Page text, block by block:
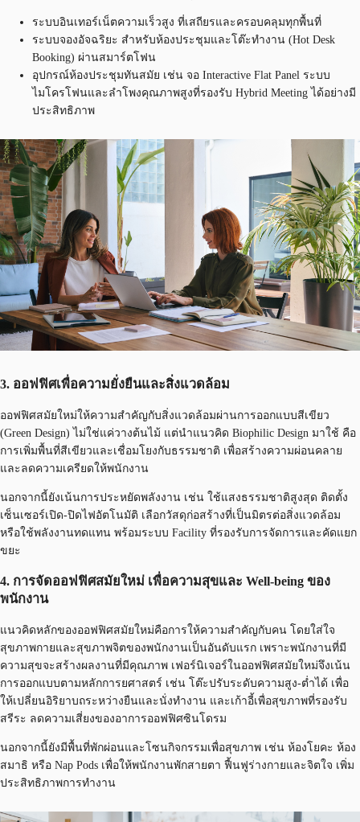
ระบบอินเทอร์เน็ตความเร็วสูง ที่เสถียรและครอบคลุมทุกพื้นที่
ระบบจองอัจฉริยะ สำหรับห้องประชุมและโต๊ะทำงาน (Hot Desk
Booking) ผ่านสมาร์ตโฟน
อุปกรณ์ห้องประชุมทันสมัย เช่น จอ Interactive Flat Panel ระบบ
ไมโครโฟนและลำโพงคุณภาพสูงที่รองรับ Hybrid Meeting ได้อย่างมี
ประสิทธิภาพ
3. ออฟฟิศเพื่อความยั่งยืนและสิ่งแวดล้อม
ออฟฟิศสมัยใหม่ให้ความสำคัญกับสิ่งแวดล้อมผ่านการออกแบบสีเขียว
(Green Design) ไม่ใช่แค่วางต้นไม้ แต่นำแนวคิด Biophilic Design มาใช้ คือ
การเพิ่มพื้นที่สีเขียวและเชื่อมโยงกับธรรมชาติ เพื่อสร้างความผ่อนคลาย
และลดความเครียดให้พนักงาน
นอกจากนี้ยังเน้นการประหยัดพลังงาน เช่น ใช้แสงธรรมชาติสูงสุด ติดตั้ง
เซ็นเซอร์เปิด-ปิดไฟอัตโนมัติ เลือกวัสดุก่อสร้างที่เป็นมิตรต่อสิ่งแวดล้อม
หรือใช้พลังงานทดแทน พร้อมระบบ Facility ที่รองรับการจัดการและคัดแยก
ขยะ
4. การจัดออฟฟิศสมัยใหม่ เพื่อความสุขและ Well-being ของ
พนักงาน
แนวคิดหลักของออฟฟิศสมัยใหม่คือการให้ความสำคัญกับคน โดยใส่ใจ
สุขภาพกายและสุขภาพจิตของพนักงานเป็นอันดับแรก เพราะพนักงานที่มี
ความสุขจะสร้างผลงานที่มีคุณภาพ เฟอร์นิเจอร์ในออฟฟิศสมัยใหม่จึงเน้น
การออกแบบตามหลักการยศาสตร์ เช่น โต๊ะปรับระดับความสูง-ต่ำได้ เพื่อ
ให้เปลี่ยนอิริยาบถระหว่างยืนและนั่งทำงาน และเก้าอี้เพื่อสุขภาพที่รองรับ
สรีระ ลดความเสี่ยงของอาการออฟฟิศซินโดรม
นอกจากนี้ยังมีพื้นที่พักผ่อนและโซนกิจกรรมเพื่อสุขภาพ เช่น ห้องโยคะ ห้อง
สมาธิ หรือ Nap Pods เพื่อให้พนักงานพักสายตา ฟื้นฟูร่างกายและจิตใจ เพิ่ม
ประสิทธิภาพการทำงาน